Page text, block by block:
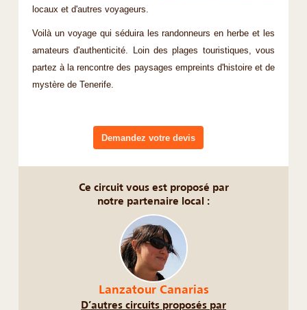
locaux et d'autres voyageurs.
Voilà un voyage qui séduira les randonneurs en herbe et les
amateurs d'authenticité. Loin des plages touristiques, vous
partez à la rencontre des paysages empreints d'histoire et de
mystère de Tenerife.
Demandez votre devis
Ce circuit vous est proposé par
notre partenaire local :
Lanzatour Canarias
D’autres circuits proposés par